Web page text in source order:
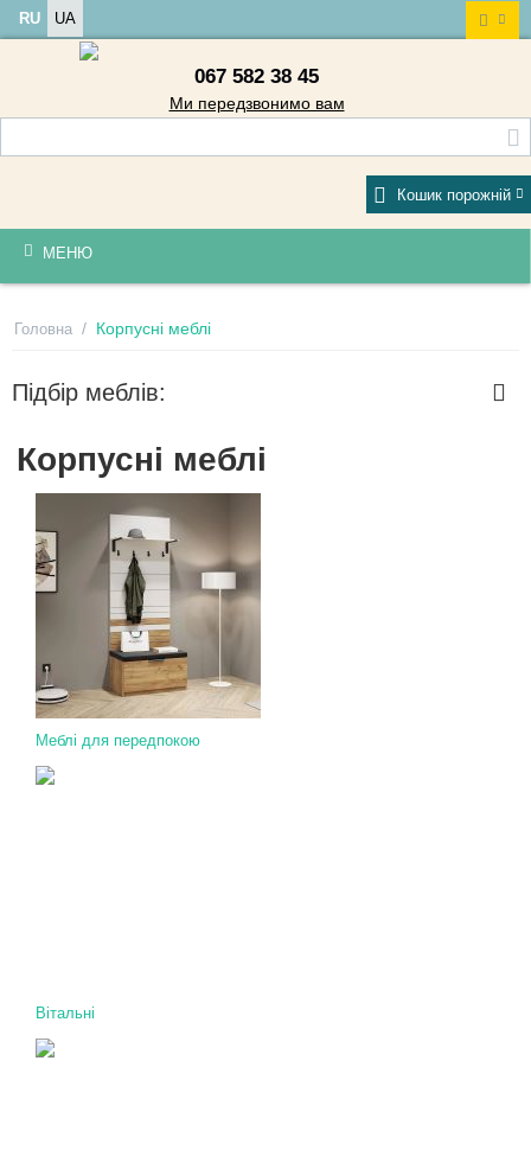
RU UA
067 582 38 45
Ми передзвонимо вам
Кошик порожній
МЕНЮ
Головна / Корпусні меблі
Підбір меблів:
Корпусні меблі
Меблі для передпокою
Вітальні